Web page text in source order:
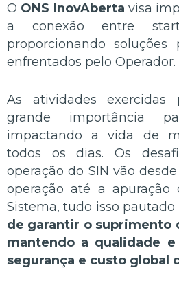
O ONS InovAberta visa
a conexão entre
proporcionando soluções
enfrentados pelo Operador.
As atividades
grande importância
impactando a vida de
todos os dias. Os
operação do SIN vão
operação até a apuração
Sistema, tudo isso pautado
de garantir o suprimento
mantendo a qualidade
segurança e custo global